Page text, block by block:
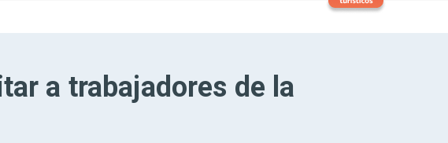
a trabajadores de la